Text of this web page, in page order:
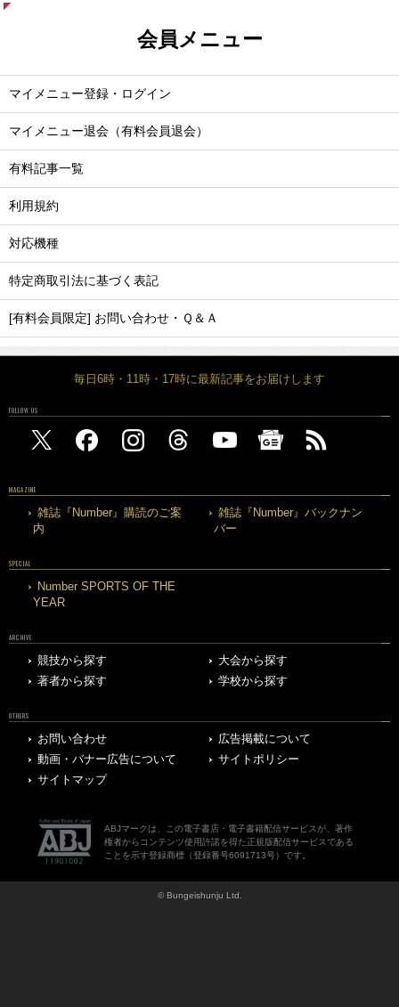
会員メニュー
マイメニュー登録・ログイン
マイメニュー退会（有料会員退会）
有料記事一覧
利用規約
対応機種
特定商取引法に基づく表記
[有料会員限定] お問い合わせ・Ｑ＆Ａ
毎日6時・11時・17時に最新記事をお届けします
FOLLOW US
MAGAZINE
雑誌『Number』購読のご案
内
雑誌『Number』バックナン
バー
SPECIAL
Number SPORTS OF THE
YEAR
ARCHIVE
競技から探す
大会から探す
著者から探す
学校から探す
OTHERS
お問い合わせ
広告掲載について
動画・バナー広告について
サイトポリシー
サイトマップ
ABJマークは、この電子書店・電子書籍配信サービスが、著作
権者からコンテンツ使用許諾を得た正規版配信サービスである
ことを示す登録商標（登録番号6091713号）です。
© Bungeishunju Ltd.